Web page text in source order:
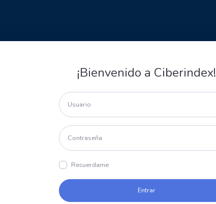
¡Bienvenido a Ciberindex!
Recuerdame